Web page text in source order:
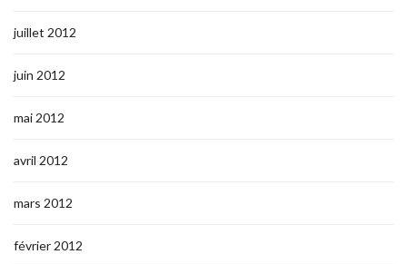
juillet 2012
juin 2012
mai 2012
avril 2012
mars 2012
février 2012